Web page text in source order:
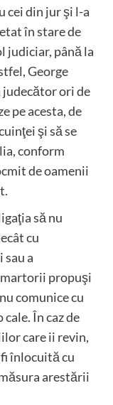
cei din jur şi l-a
în stare de
judiciar, până la
George
judecător ori de
pe acesta, de
şi să se
conform
de oamenii
să nu
cu
a
martorii propuşi
comunice cu
În caz de
care ii revin,
înlocuită cu
arestării